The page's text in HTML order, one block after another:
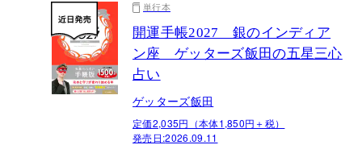
単行本
開運手帳2027 銀のインディア
ン座 ゲッターズ飯田の五星三心
占い
ゲッターズ飯田
定価2,035円（本体1,850円＋税）
発売日:2026.09.11